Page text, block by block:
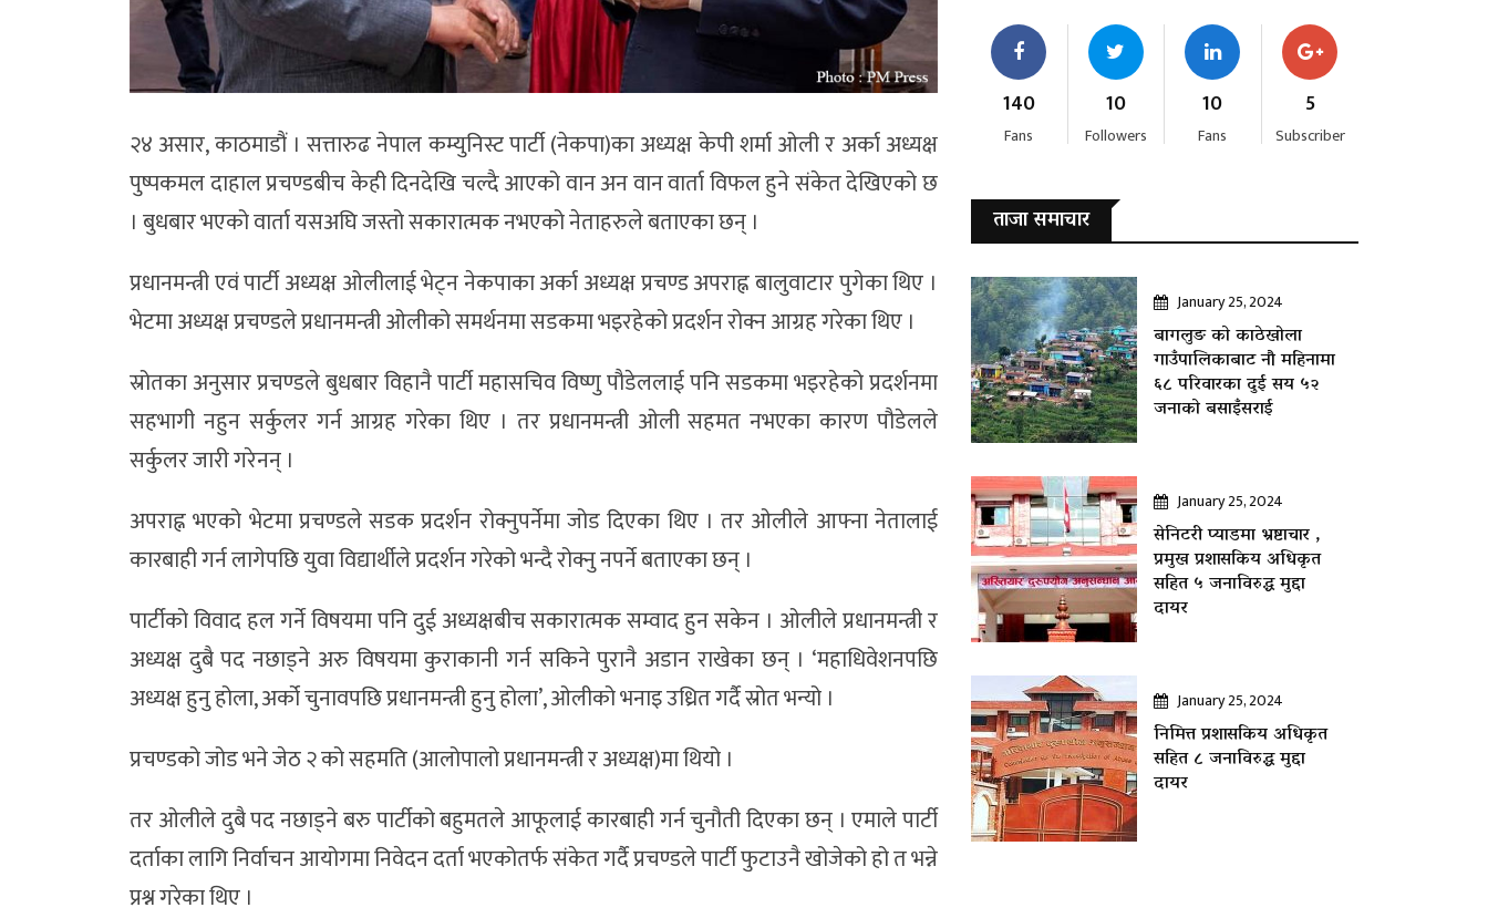
२४ असार, काठमाडौं । सत्तारुढ नेपाल कम्युनिस्ट पार्टी (नेकपा)का अध्यक्ष केपी शर्मा ओली र अर्का अध्यक्ष
पुष्पकमल दाहाल प्रचण्डबीच केही दिनदेखि चल्दै आएको वान अन वान वार्ता विफल हुने संकेत देखिएको छ
। बुधबार भएको वार्ता यसअघि जस्तो सकारात्मक नभएको नेताहरुले बताएका छन् ।
प्रधानमन्त्री एवं पार्टी अध्यक्ष ओलीलाई भेट्न नेकपाका अर्का अध्यक्ष प्रचण्ड अपराह्न बालुवाटार पुगेका थिए ।
भेटमा अध्यक्ष प्रचण्डले प्रधानमन्त्री ओलीको समर्थनमा सडकमा भइरहेको प्रदर्शन रोक्न आग्रह गरेका थिए ।
स्रोतका अनुसार प्रचण्डले बुधबार विहानै पार्टी महासचिव विष्णु पौडेललाई पनि सडकमा भइरहेको प्रदर्शनमा
सहभागी नहुन सर्कुलर गर्न आग्रह गरेका थिए । तर प्रधानमन्त्री ओली सहमत नभएका कारण पौडेलले
सर्कुलर जारी गरेनन् ।
अपराह्न भएको भेटमा प्रचण्डले सडक प्रदर्शन रोक्नुपर्नेमा जोड दिएका थिए । तर ओलीले आफ्ना नेतालाई
कारबाही गर्न लागेपछि युवा विद्यार्थीले प्रदर्शन गरेको भन्दै रोक्नु नपर्ने बताएका छन् ।
पार्टीको विवाद हल गर्ने विषयमा पनि दुई अध्यक्षबीच सकारात्मक सम्वाद हुन सकेन । ओलीले प्रधानमन्त्री र
अध्यक्ष दुबै पद नछाड्ने अरु विषयमा कुराकानी गर्न सकिने पुरानै अडान राखेका छन् । ‘महाधिवेशनपछि
अध्यक्ष हुनु होला, अर्को चुनावपछि प्रधानमन्त्री हुनु होला’, ओलीको भनाइ उध्रित गर्दै स्रोत भन्यो ।
प्रचण्डको जोड भने जेठ २ को सहमति (आलोपालो प्रधानमन्त्री र अध्यक्ष)मा थियो ।
तर ओलीले दुबै पद नछाड्ने बरु पार्टीको बहुमतले आफूलाई कारबाही गर्न चुनौती दिएका छन् । एमाले पार्टी
दर्ताका लागि निर्वाचन आयोगमा निवेदन दर्ता भएकोतर्फ संकेत गर्दै प्रचण्डले पार्टी फुटाउनै खोजेको हो त भन्ने
प्रश्न गरेका थिए ।
140
Fans
10
Followers
10
Fans
5
Subscriber
ताजा समाचार
January 25, 2024
बागलुङ काे काठेखोला
गाउँपालिकाबाट नौ महिनामा
६८ परिवारका दुई सय ५२
जनाकाे बसाइँसराई
January 25, 2024
सेनिटरी प्याडमा भ्रष्टाचार ,
प्रमुख प्रशासकिय अधिकृत
सहित ५ जनाविरुद्ध मुद्दा
दायर
January 25, 2024
निमित्त प्रशासकिय अधिकृत
सहित ८ जनाविरुद्ध मुद्दा
दायर